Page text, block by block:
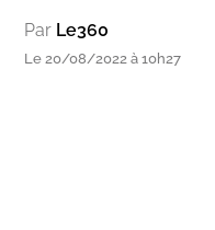
Par Le360
Le 20/08/2022 à 10h27